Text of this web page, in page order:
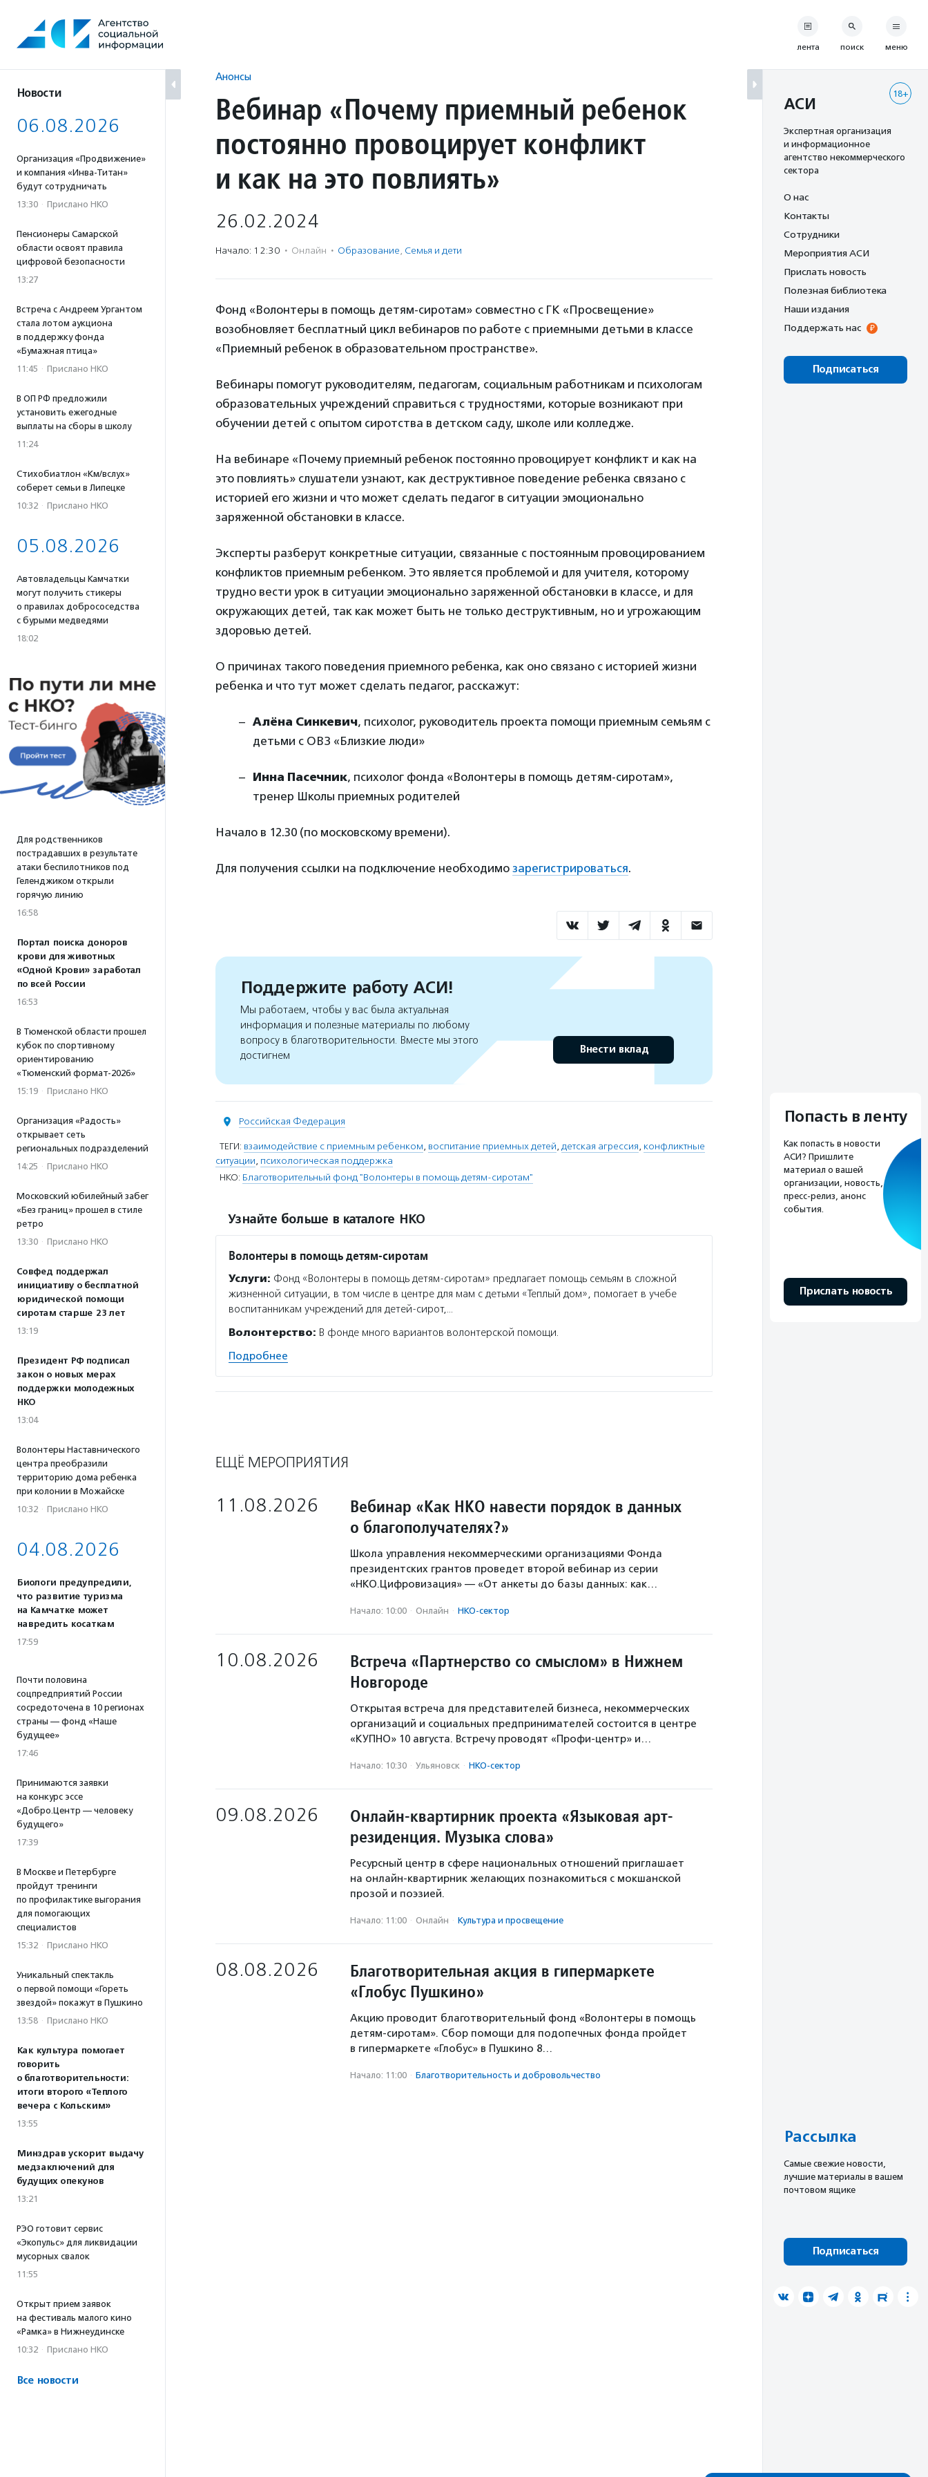
содержанию
Новости
06.08.2026
Организация «Продвижение»
и компания «Инва-Титан»
будут сотрудничать
13:30 · Прислано НКО
Пенсионеры Самарской
области освоят правила
цифровой безопасности
13:27
Встреча с Андреем Ургантом
стала лотом аукциона
в поддержку фонда
«Бумажная птица»
11:45 · Прислано НКО
В ОП РФ предложили
установить ежегодные
выплаты на сборы в школу
11:24
Стихобиатлон «Км/вслух»
соберет семьи в Липецке
10:32 · Прислано НКО
05.08.2026
Автовладельцы Камчатки
могут получить стикеры
о правилах добрососедства
с бурыми медведями
18:02
Для родственников
пострадавших в результате
атаки беспилотников под
Геленджиком открыли
горячую линию
16:58
Портал поиска доноров
крови для животных
«Одной Крови» заработал
по всей России
16:53
В Тюменской области прошел
кубок по спортивному
ориентированию
«Тюменский формат-2026»
15:19 · Прислано НКО
Организация «Радость»
открывает сеть
региональных подразделений
14:25 · Прислано НКО
Московский юбилейный забег
«Без границ» прошел в стиле
ретро
13:30 · Прислано НКО
Совфед поддержал
инициативу о бесплатной
юридической помощи
сиротам старше 23 лет
13:19
Президент РФ подписал
закон о новых мерах
поддержки молодежных
НКО
13:04
Волонтеры Наставнического
центра преобразили
территорию дома ребенка
при колонии в Можайске
10:32 · Прислано НКО
04.08.2026
Биологи предупредили,
что развитие туризма
на Камчатке может
навредить косаткам
17:59
Почти половина
соцпредприятий России
сосредоточена в 10 регионах
страны — фонд «Наше
будущее»
17:46
Принимаются заявки
на конкурс эссе
«Добро.Центр — человеку
будущего»
17:39
В Москве и Петербурге
пройдут тренинги
по профилактике выгорания
для помогающих
специалистов
15:32 · Прислано НКО
Уникальный спектакль
о первой помощи «Гореть
звездой» покажут в Пушкино
13:58 · Прислано НКО
Как культура помогает
говорить
о благотворительности:
итоги второго «Теплого
вечера с Кольским»
13:55
Минздрав ускорит выдачу
медзаключений для
будущих опекунов
13:21
РЭО готовит сервис
«Экопульс» для ликвидации
мусорных свалок
11:55
Открыт прием заявок
на фестиваль малого кино
«Рамка» в Нижнеудинске
10:32 · Прислано НКО
Все новости
Анонсы
Вебинар «Почему приемный ребенок
постоянно провоцирует конфликт
и как на это повлиять»
26.02.2024
Начало: 12:30 · Онлайн · Образование, Семья и дети
Фонд «Волонтеры в помощь детям-сиротам» совместно с ГК «Просвещение»
возобновляет бесплатный цикл вебинаров по работе с приемными детьми в классе
«Приемный ребенок в образовательном пространстве».
Вебинары помогут руководителям, педагогам, социальным работникам и психологам
образовательных учреждений справиться с трудностями, которые возникают при
обучении детей с опытом сиротства в детском саду, школе или колледже.
На вебинаре «Почему приемный ребенок постоянно провоцирует конфликт и как на
это повлиять» слушатели узнают, как деструктивное поведение ребенка связано с
историей его жизни и что может сделать педагог в ситуации эмоционально
заряженной обстановки в классе.
Эксперты разберут конкретные ситуации, связанные с постоянным провоцированием
конфликтов приемным ребенком. Это является проблемой и для учителя, которому
трудно вести урок в ситуации эмоционально заряженной обстановки в классе, и для
окружающих детей, так как может быть не только деструктивным, но и угрожающим
здоровью детей.
О причинах такого поведения приемного ребенка, как оно связано с историей жизни
ребенка и что тут может сделать педагог, расскажут:
Алёна Синкевич, психолог, руководитель проекта помощи приемным семьям с
детьми с ОВЗ «Близкие люди»
Инна Пасечник, психолог фонда «Волонтеры в помощь детям-сиротам»,
тренер Школы приемных родителей
Начало в 12.30 (по московскому времени).
Для получения ссылки на подключение необходимо зарегистрироваться.
Поддержите работу АСИ!
Мы работаем, чтобы у вас была актуальная
информация и полезные материалы по любому
вопросу в благотворительности. Вместе мы этого
достигнем
Внести вклад
Российская Федерация
ТЕГИ: взаимодействие с приемным ребенком, воспитание приемных детей, детская агрессия, конфликтные
ситуации, психологическая поддержка
НКО: Благотворительный фонд "Волонтеры в помощь детям-сиротам"
Узнайте больше в каталоге НКО
Волонтеры в помощь детям-сиротам
Услуги: Фонд «Волонтеры в помощь детям-сиротам» предлагает помощь семьям в сложной
жизненной ситуации, в том числе в центре для мам с детьми «Теплый дом», помогает в учебе
воспитанникам учреждений для детей-сирот,…
Волонтерство: В фонде много вариантов волонтерской помощи.
Подробнее
ЕЩЁ МЕРОПРИЯТИЯ
11.08.2026
Вебинар «Как НКО навести порядок в данных
о благополучателях?»
Школа управления некоммерческими организациями Фонда
президентских грантов проведет второй вебинар из серии
«НКО.Цифровизация» — «От анкеты до базы данных: как…
Начало: 10:00 · Онлайн · НКО-сектор
10.08.2026
Встреча «Партнерство со смыслом» в Нижнем
Новгороде
Открытая встреча для представителей бизнеса, некоммерческих
организаций и социальных предпринимателей состоится в центре
«КУПНО» 10 августа. Встречу проводят «Профи-центр» и…
Начало: 10:30 · Ульяновск · НКО-сектор
09.08.2026
Онлайн-квартирник проекта «Языковая арт-
резиденция. Музыка слова»
Ресурсный центр в сфере национальных отношений приглашает
на онлайн-квартирник желающих познакомиться с мокшанской
прозой и поэзией.
Начало: 11:00 · Онлайн · Культура и просвещение
08.08.2026
Благотворительная акция в гипермаркете
«Глобус Пушкино»
Акцию проводит благотворительный фонд «Волонтеры в помощь
детям-сиротам». Сбор помощи для подопечных фонда пройдет
в гипермаркете «Глобус» в Пушкино 8…
Начало: 11:00 · Благотвори­тель­ность и доброволь­чест­во
лента поиск меню
18+
АСИ
Экспертная организация
и информационное
агентство некоммерческого
сектора
О нас
Контакты
Сотрудники
Мероприятия АСИ
Прислать новость
Полезная библиотека
Наши издания
Поддержать нас
Подписаться
Попасть в ленту
Как попасть в новости
АСИ? Пришлите
материал о вашей
организации, новость,
пресс-релиз, анонс
события.
Прислать новость
Рассылка
Cамые свежие новости,
лучшие материалы в вашем
почтовом ящике
Подписаться